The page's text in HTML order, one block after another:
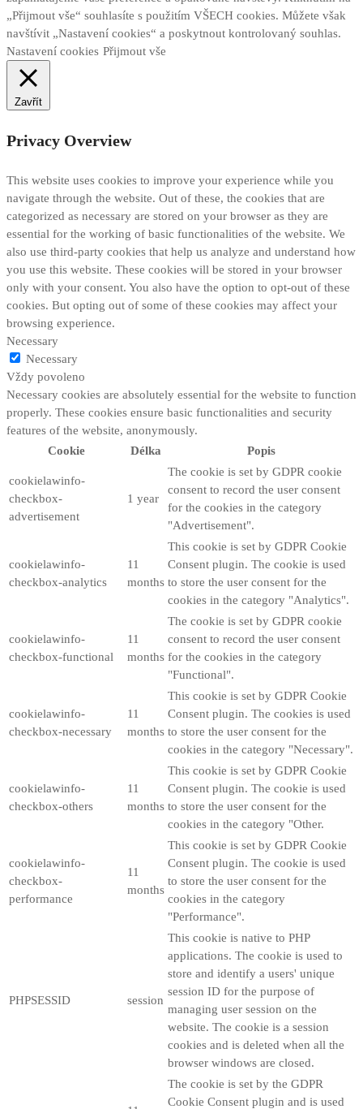
„Přijmout vše“ souhlasíte s použitím VŠECH cookies. Můžete však
navštívit „Nastavení cookies“ a poskytnout kontrolovaný souhlas.
Nastavení cookies Přijmout vše
Zavřít
Privacy Overview
This website uses cookies to improve your experience while you
navigate through the website. Out of these, the cookies that are
categorized as necessary are stored on your browser as they are
essential for the working of basic functionalities of the website. We
also use third-party cookies that help us analyze and understand how
you use this website. These cookies will be stored in your browser
only with your consent. You also have the option to opt-out of these
cookies. But opting out of some of these cookies may affect your
browsing experience.
Necessary
Necessary
Vždy povoleno
Necessary cookies are absolutely essential for the website to function
properly. These cookies ensure basic functionalities and security
features of the website, anonymously.
Cookie
Délka Popis
cookielawinfo-
checkbox-
advertisement
1 year
The cookie is set by GDPR cookie
consent to record the user consent
for the cookies in the category
"Advertisement".
cookielawinfo-
checkbox-analytics
11
months
This cookie is set by GDPR Cookie
Consent plugin. The cookie is used
to store the user consent for the
cookies in the category "Analytics".
cookielawinfo-
checkbox-functional
11
months
The cookie is set by GDPR cookie
consent to record the user consent
for the cookies in the category
"Functional".
cookielawinfo-
checkbox-necessary
11
months
This cookie is set by GDPR Cookie
Consent plugin. The cookies is used
to store the user consent for the
cookies in the category "Necessary".
cookielawinfo-
checkbox-others
11
months
This cookie is set by GDPR Cookie
Consent plugin. The cookie is used
to store the user consent for the
cookies in the category "Other.
cookielawinfo-
checkbox-
performance
11
months
This cookie is set by GDPR Cookie
Consent plugin. The cookie is used
to store the user consent for the
cookies in the category
"Performance".
PHPSESSID session
This cookie is native to PHP
applications. The cookie is used to
store and identify a users' unique
session ID for the purpose of
managing user session on the
website. The cookie is a session
cookies and is deleted when all the
browser windows are closed.
The cookie is set by the GDPR
Cookie Consent plugin and is used